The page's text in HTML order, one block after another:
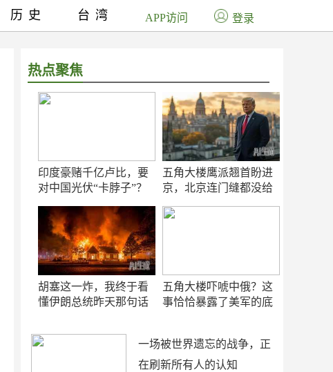
热点聚焦
印度豪赌千亿卢比，要
对中国光伏“卡脖子”？
五角大楼鹰派翘首盼进
京，北京连门缝都没给
胡塞这一炸，我终于看
懂伊朗总统昨天那句话
五角大楼吓唬中俄？这
事恰恰暴露了美军的底
一场被世界遗忘的战争，正
在刷新所有人的认知
历史 台湾 APP访问 登录